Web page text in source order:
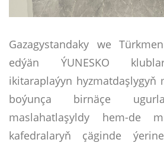
Gazagystandaky we
edýän ÝUNESKO
ikitaraplaýyn hyzmatdaşlygyň
boýunça birnäçe
maslahatlaşyldy hem-de
kafedralaryň çäginde